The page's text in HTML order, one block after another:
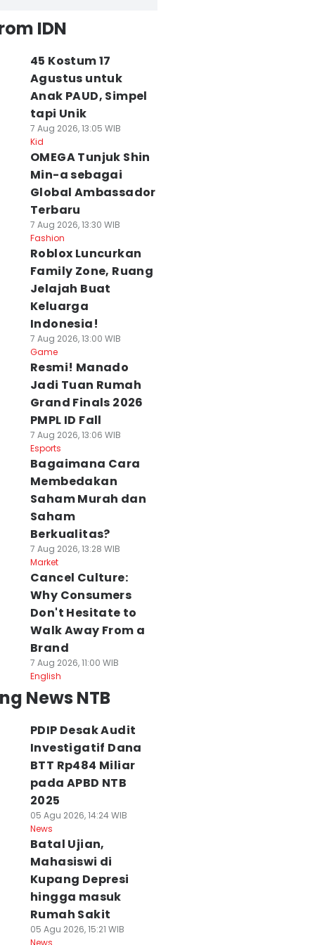
IDN
45 Kostum 17
Agustus untuk
Anak PAUD, Simpel
tapi Unik
7 Aug 2026, 13:05 WIB
Kid
OMEGA Tunjuk Shin
Min-a sebagai
Global Ambassador
Terbaru
7 Aug 2026, 13:30 WIB
Fashion
Roblox Luncurkan
Family Zone, Ruang
Jelajah Buat
Keluarga
Indonesia!
7 Aug 2026, 13:00 WIB
Game
Resmi! Manado
Jadi Tuan Rumah
Grand Finals 2026
PMPL ID Fall
7 Aug 2026, 13:06 WIB
Esports
Bagaimana Cara
Membedakan
Saham Murah dan
Saham
Berkualitas?
7 Aug 2026, 13:28 WIB
Market
Cancel Culture:
Why Consumers
Don't Hesitate to
Walk Away From a
Brand
7 Aug 2026, 11:00 WIB
English
News NTB
PDIP Desak Audit
Investigatif Dana
BTT Rp484 Miliar
pada APBD NTB
2025
05 Agu 2026, 14:24 WIB
News
Batal Ujian,
Mahasiswi di
Kupang Depresi
hingga masuk
Rumah Sakit
05 Agu 2026, 15:21 WIB
News